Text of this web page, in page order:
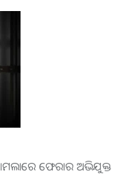
ଫେରାର